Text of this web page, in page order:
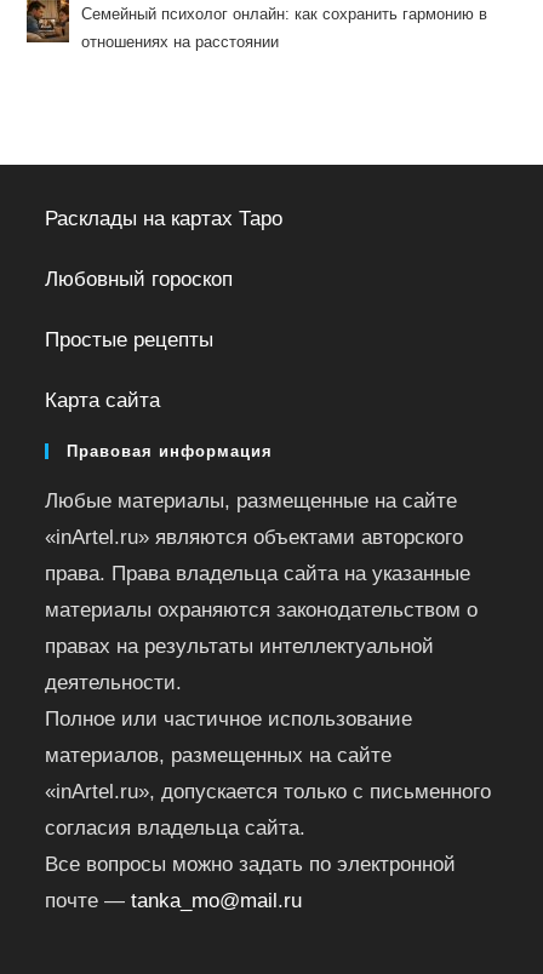
Семейный психолог онлайн: как сохранить гармонию в
отношениях на расстоянии
Расклады на картах Таро
Любовный гороскоп
Простые рецепты
Карта сайта
Правовая информация
Любые материалы, размещенные на сайте
«inArtel.ru» являются объектами авторского
права. Права владельца сайта на указанные
материалы охраняются законодательством о
правах на результаты интеллектуальной
деятельности.
Полное или частичное использование
материалов, размещенных на сайте
«inArtel.ru», допускается только с письменного
согласия владельца сайта.
Все вопросы можно задать по электронной
почте —tanka_mo@mail.ru